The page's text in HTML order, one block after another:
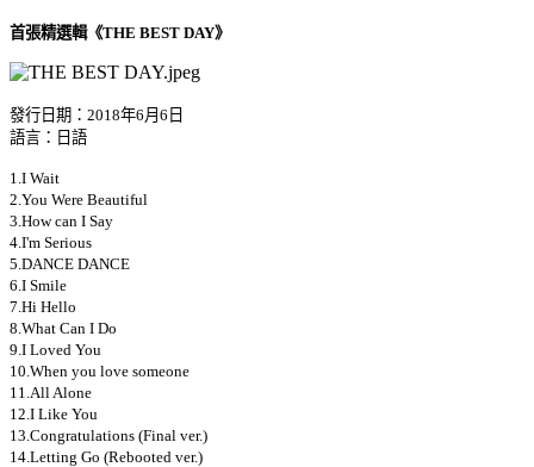
首張精選輯《THE BEST DAY》
發行日期：2018年6月6日
語言：日語
1.I Wait
2.You Were Beautiful
3.How can I Say
4.I'm Serious
5.DANCE DANCE
6.I Smile
7.Hi Hello
8.What Can I Do
9.I Loved You
10.When you love someone
11.All Alone
12.I Like You
13.Congratulations (Final ver.)
14.Letting Go (Rebooted ver.)